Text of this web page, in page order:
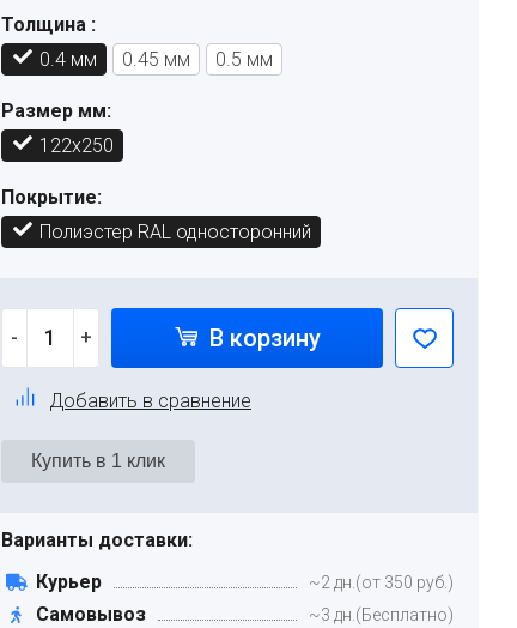
Толщина :
0.4 мм
0.45 мм 0.5 мм
Размер мм:
122х250
Покрытие:
Полиэстер RAL односторонний
- + В корзину
Добавить в сравнение
Варианты доставки:
Курьер
~2 дн.(от 350 руб.)
Самовывоз ~3 дн.(Бесплатно)